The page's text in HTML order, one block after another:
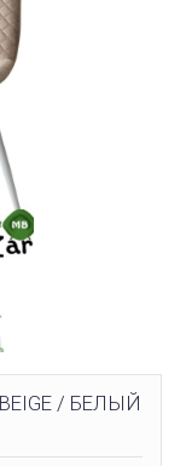
/ БЕЛЫЙ